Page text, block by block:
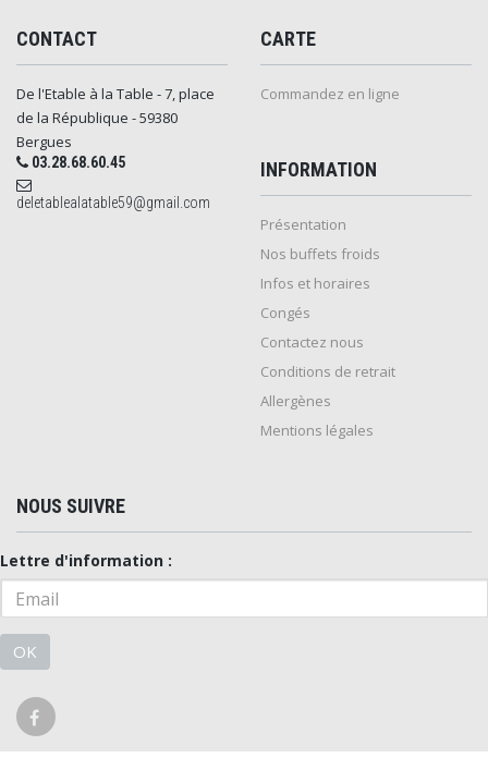
CONTACT
De l'Etable à la Table - 7, place
de la République - 59380
Bergues
03.28.68.60.45
deletablealatable59@gmail.com
CARTE
Commandez en ligne
INFORMATION
Présentation
Nos buffets froids
Infos et horaires
Congés
Contactez nous
Conditions de retrait
Allergènes
Mentions légales
NOUS SUIVRE
Lettre d'information :
OK